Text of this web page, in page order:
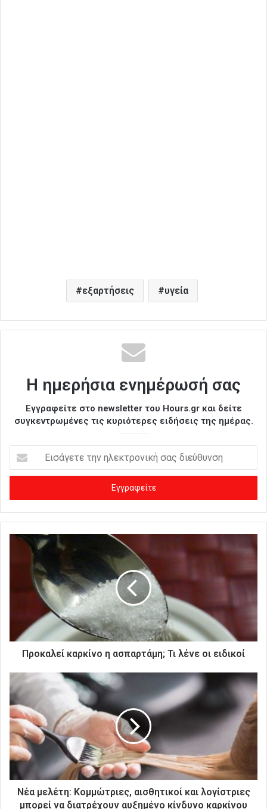
εξαρτήσεις υγεία
Η ημερήσια ενημέρωσή σας
Εγγραφείτε στο newsletter του Hours.gr και δείτε
συγκεντρωμένες τις κυριότερες ειδήσεις της ημέρας.
σ
γ
ε
ι
κ
ή
σ
α
ς
Προκαλεί καρκίνο η ασπαρτάμη; Τι λένε οι ειδικοί
Νέα μελέτη: Κομμώτριες, αισθητικοί και λογίστριες
μπορεί να διατρέχουν αυξημένο κίνδυνο καρκίνου